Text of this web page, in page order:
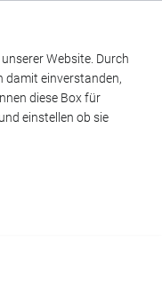
Website. Durch
damit einverstanden,
diese Box für
einstellen ob sie